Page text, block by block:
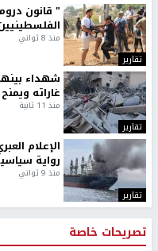
تقارير
" قانون
منذ 8 ثواني
تقارير
شهداء
غاراته
منذ 11 ثانية
تقارير
الإعلام
رواية
منذ 9 ثواني
تصريحات خاصة